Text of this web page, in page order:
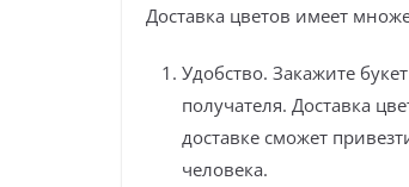
Доставка цветов имеет
Удобство. Закажите
получателя. Доставка
доставке сможет
человека.